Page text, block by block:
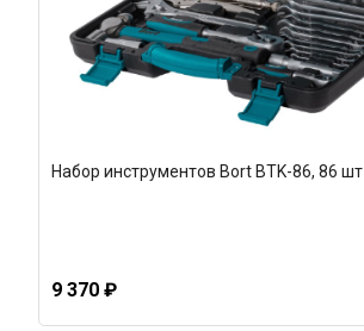
Набор инструментов Bort BTK-86, 86 шт
9 370 ₽